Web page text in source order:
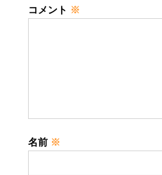
コメント ※
名前 ※